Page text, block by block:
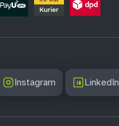
Instagram LinkedIn